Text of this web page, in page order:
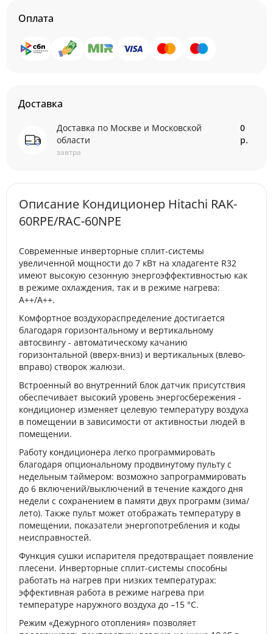
Оплата
Доставка
Доставка по Москве и Московской
области
завтра
0
р.
Описание Кондиционер Hitachi RAK-
60RPE/RAC-60NPE
Cовременные инверторные сплит-системы
увеличенной мощности до 7 кВт на хладагенте R32
имеют высокую сезонную энергоэффективностью как
в режиме охлаждения, так и в режиме нагрева:
А++/A++.
Комфортное воздухораспределение достигается
благодаря горизонтальному и вертикальному
автосвингу - автоматическому качанию
горизонтальной (вверх-вниз) и вертикальных (влево-
вправо) створок жалюзи.
Встроенный во внутренний блок датчик присутствия
обеспечивает высокий уровень энергосбережения -
кондиционер изменяет целевую температуру воздуха
в помещении в зависимости от активностьи людей в
помещении.
Работу кондиционера легко программировать
благодаря опциональному продвинутому пульту с
недельным таймером: возможно запрограммировать
до 6 включений/выключений в течение каждого дня
недели с сохранением в памяти двух программ (зима/
лето). Также пульт может отображать температуру в
помещении, показатели энергопотребления и коды
неисправностей.
Функция сушки испарителя предотвращает появление
плесени. Инверторные сплит-системы способны
работать на нагрев при низких температурах:
эффективная работа в режиме нагрева при
температуре наружного воздуха до –15 °C.
Режим «Дежурного отопления» позволяет